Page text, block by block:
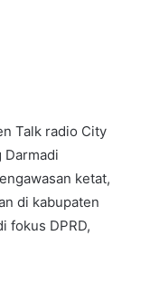
Talk radio City
Darmadi
ketat,
di kabupaten
fokus DPRD,